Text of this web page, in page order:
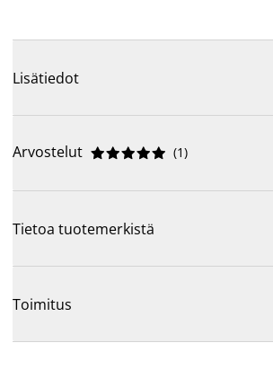
Lisätiedot
Arvostelut 




 (1)
Tietoa tuotemerkistä
Toimitus